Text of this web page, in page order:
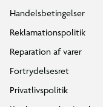
Handelsbetingelser
Reklamationspolitik
Reparation af varer
Fortrydelsesret
Privatlivspolitik